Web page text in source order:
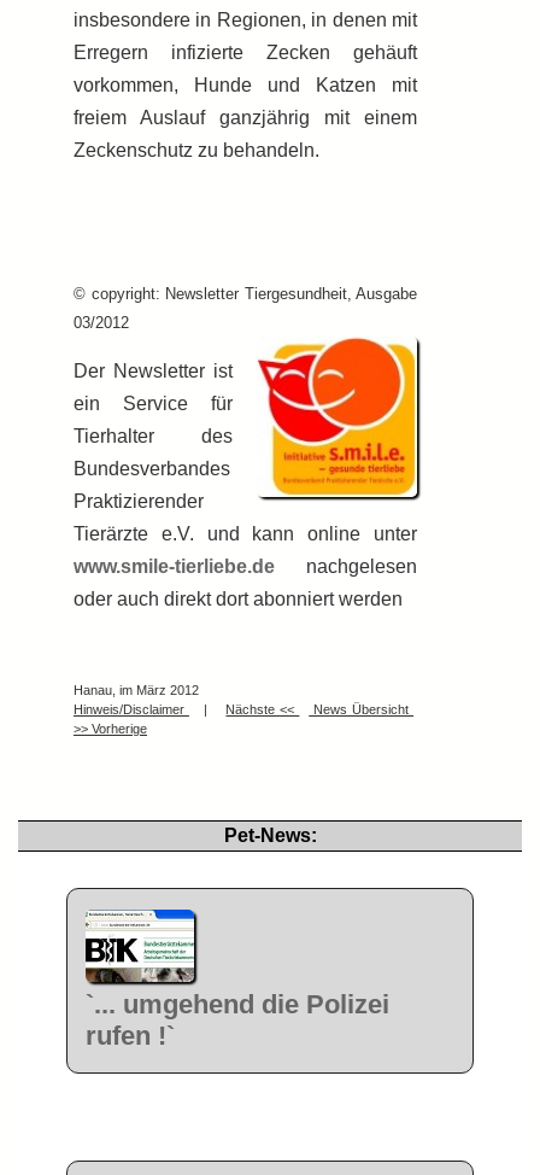
insbesondere in Regionen, in denen mit
Erregern infizierte Zecken gehäuft
vorkommen, Hunde und Katzen mit
freiem Auslauf ganzjährig mit einem
Zeckenschutz zu behandeln.
© copyright: Newsletter Tiergesundheit, Ausgabe
03/2012
Der Newsletter ist
ein Service für
Tierhalter des
Bundesverbandes
Praktizierender
Tierärzte e.V. und kann online unter
www.smile-tierliebe.de nachgelesen
oder auch direkt dort abonniert werden
Hanau, im März 2012
Hinweis/Disclaimer
| Nächste <<
News Übersicht
>> Vorherige
Pet-News:
`... umgehend die Polizei
rufen !`